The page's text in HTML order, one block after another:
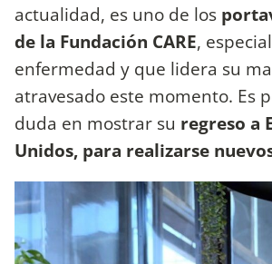
actualidad, es uno de los
de la Fundación CARE,
enfermedad y que lidera su
atravesado este momento. Es
duda en mostrar su regreso a
Unidos, para realizarse